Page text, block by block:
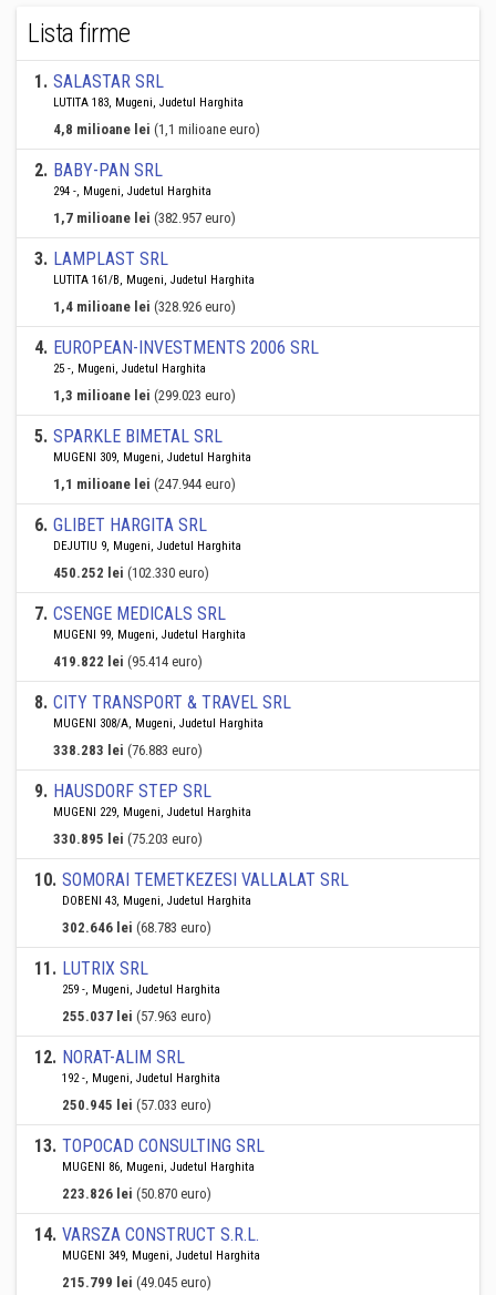
Lista firme
1. SALASTAR SRL
LUTITA 183, Mugeni, Judetul Harghita
4,8 milioane lei (1,1 milioane euro)
2. BABY-PAN SRL
294 -, Mugeni, Judetul Harghita
1,7 milioane lei (382.957 euro)
3. LAMPLAST SRL
LUTITA 161/B, Mugeni, Judetul Harghita
1,4 milioane lei (328.926 euro)
4. EUROPEAN-INVESTMENTS 2006 SRL
25 -, Mugeni, Judetul Harghita
1,3 milioane lei (299.023 euro)
5. SPARKLE BIMETAL SRL
MUGENI 309, Mugeni, Judetul Harghita
1,1 milioane lei (247.944 euro)
6. GLIBET HARGITA SRL
DEJUTIU 9, Mugeni, Judetul Harghita
450.252 lei (102.330 euro)
7. CSENGE MEDICALS SRL
MUGENI 99, Mugeni, Judetul Harghita
419.822 lei (95.414 euro)
8. CITY TRANSPORT & TRAVEL SRL
MUGENI 308/A, Mugeni, Judetul Harghita
338.283 lei (76.883 euro)
9. HAUSDORF STEP SRL
MUGENI 229, Mugeni, Judetul Harghita
330.895 lei (75.203 euro)
10. SOMORAI TEMETKEZESI VALLALAT SRL
DOBENI 43, Mugeni, Judetul Harghita
302.646 lei (68.783 euro)
11. LUTRIX SRL
259 -, Mugeni, Judetul Harghita
255.037 lei (57.963 euro)
12. NORAT-ALIM SRL
192 -, Mugeni, Judetul Harghita
250.945 lei (57.033 euro)
13. TOPOCAD CONSULTING SRL
MUGENI 86, Mugeni, Judetul Harghita
223.826 lei (50.870 euro)
14. VARSZA CONSTRUCT S.R.L.
MUGENI 349, Mugeni, Judetul Harghita
215.799 lei (49.045 euro)